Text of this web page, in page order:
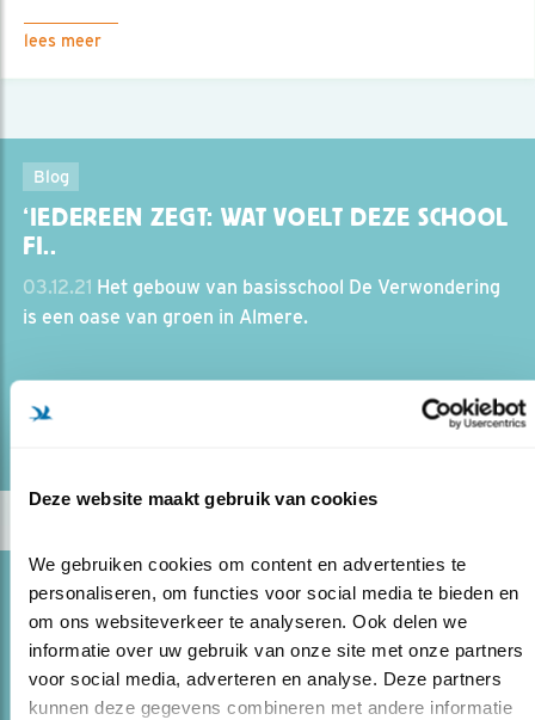
Deze website maakt gebruik van cookies
We gebruiken cookies om content en advertenties te
personaliseren, om functies voor social media te bieden en
om ons websiteverkeer te analyseren. Ook delen we
informatie over uw gebruik van onze site met onze partners
voor social media, adverteren en analyse. Deze partners
kunnen deze gegevens combineren met andere informatie
lees meer
Blog
‘IEDEREEN ZEGT: WAT VOELT DEZE SCHOOL
FI..
03.12.21 Het gebouw van basisschool De Verwondering
is een oase van groen in Almere.
lees meer
Blog
‘DEZE SCHOOL IS ELK SEIZOEN ANDERS’
Basisschool De Verwondering heeft de
aanmoedigingsprijs van de Award Natuurinclusief